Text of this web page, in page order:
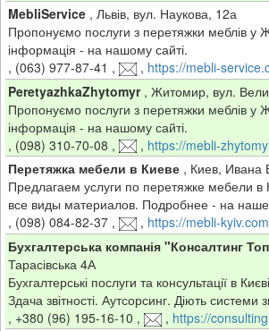
MebliService, Львів, вул. Наукова, 12а
Пропонуємо послуги з перетяжки меблів у
інформація - на нашому сайті.
, (063) 977-87-41 , , https://mebli-
PeretyazhkaZhytomyr, Житомир, вул.
Пропонуємо послуги з перетяжки меблів у
інформація - на нашому сайті.
, (098) 310-70-08 , , https://mebli-
Перетяжка мебели в Киеве, Киев, Ивана
Предлагаем услуги по перетяжке мебели в
все виды материалов. Подробнее - на
, (098) 084-82-37, , https://mebli-
Бухгалтерська компанія "Консалтинг
Тарасівська 4А
Бухгалтерські послуги та консультації в
Здача звітності. Аутсорсинг. Діють системи
, +380 (96) 195-16-10 , , https://